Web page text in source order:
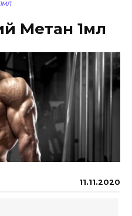
Метан 1мл
11.11.2020